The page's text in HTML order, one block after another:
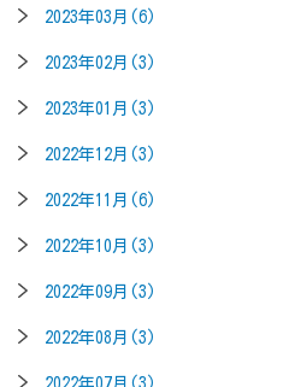
2023年03月(6)
2023年02月(3)
2023年01月(3)
2022年12月(3)
2022年11月(6)
2022年10月(3)
2022年09月(3)
2022年08月(3)
2022年07月(3)